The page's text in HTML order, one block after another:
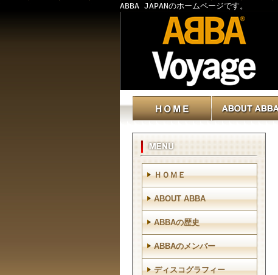
ABBA JAPANのホームページです。
ＨＯＭＥ
ABOUT ABBA
ABBAの歴史
ABBAのメンバー
ディスコグラフィー